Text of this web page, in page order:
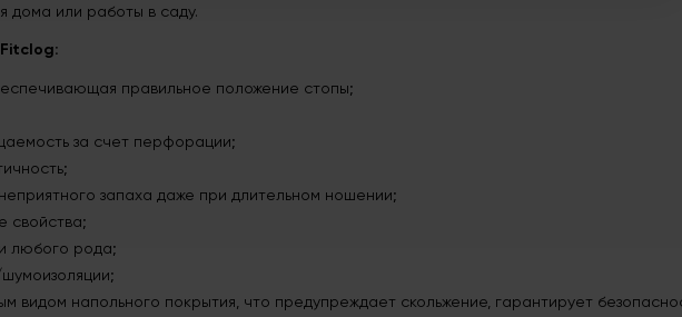
дома или работы в саду.
правильное положение стопы;
за счет перфорации;
запаха даже при длительном ношении;
свойства;
любого рода;
видом напольного покрытия, что предупреждает скольжение, гарантирует